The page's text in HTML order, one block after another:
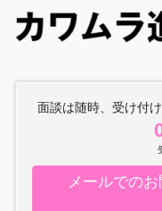
面談は随時、受け付
メールでの